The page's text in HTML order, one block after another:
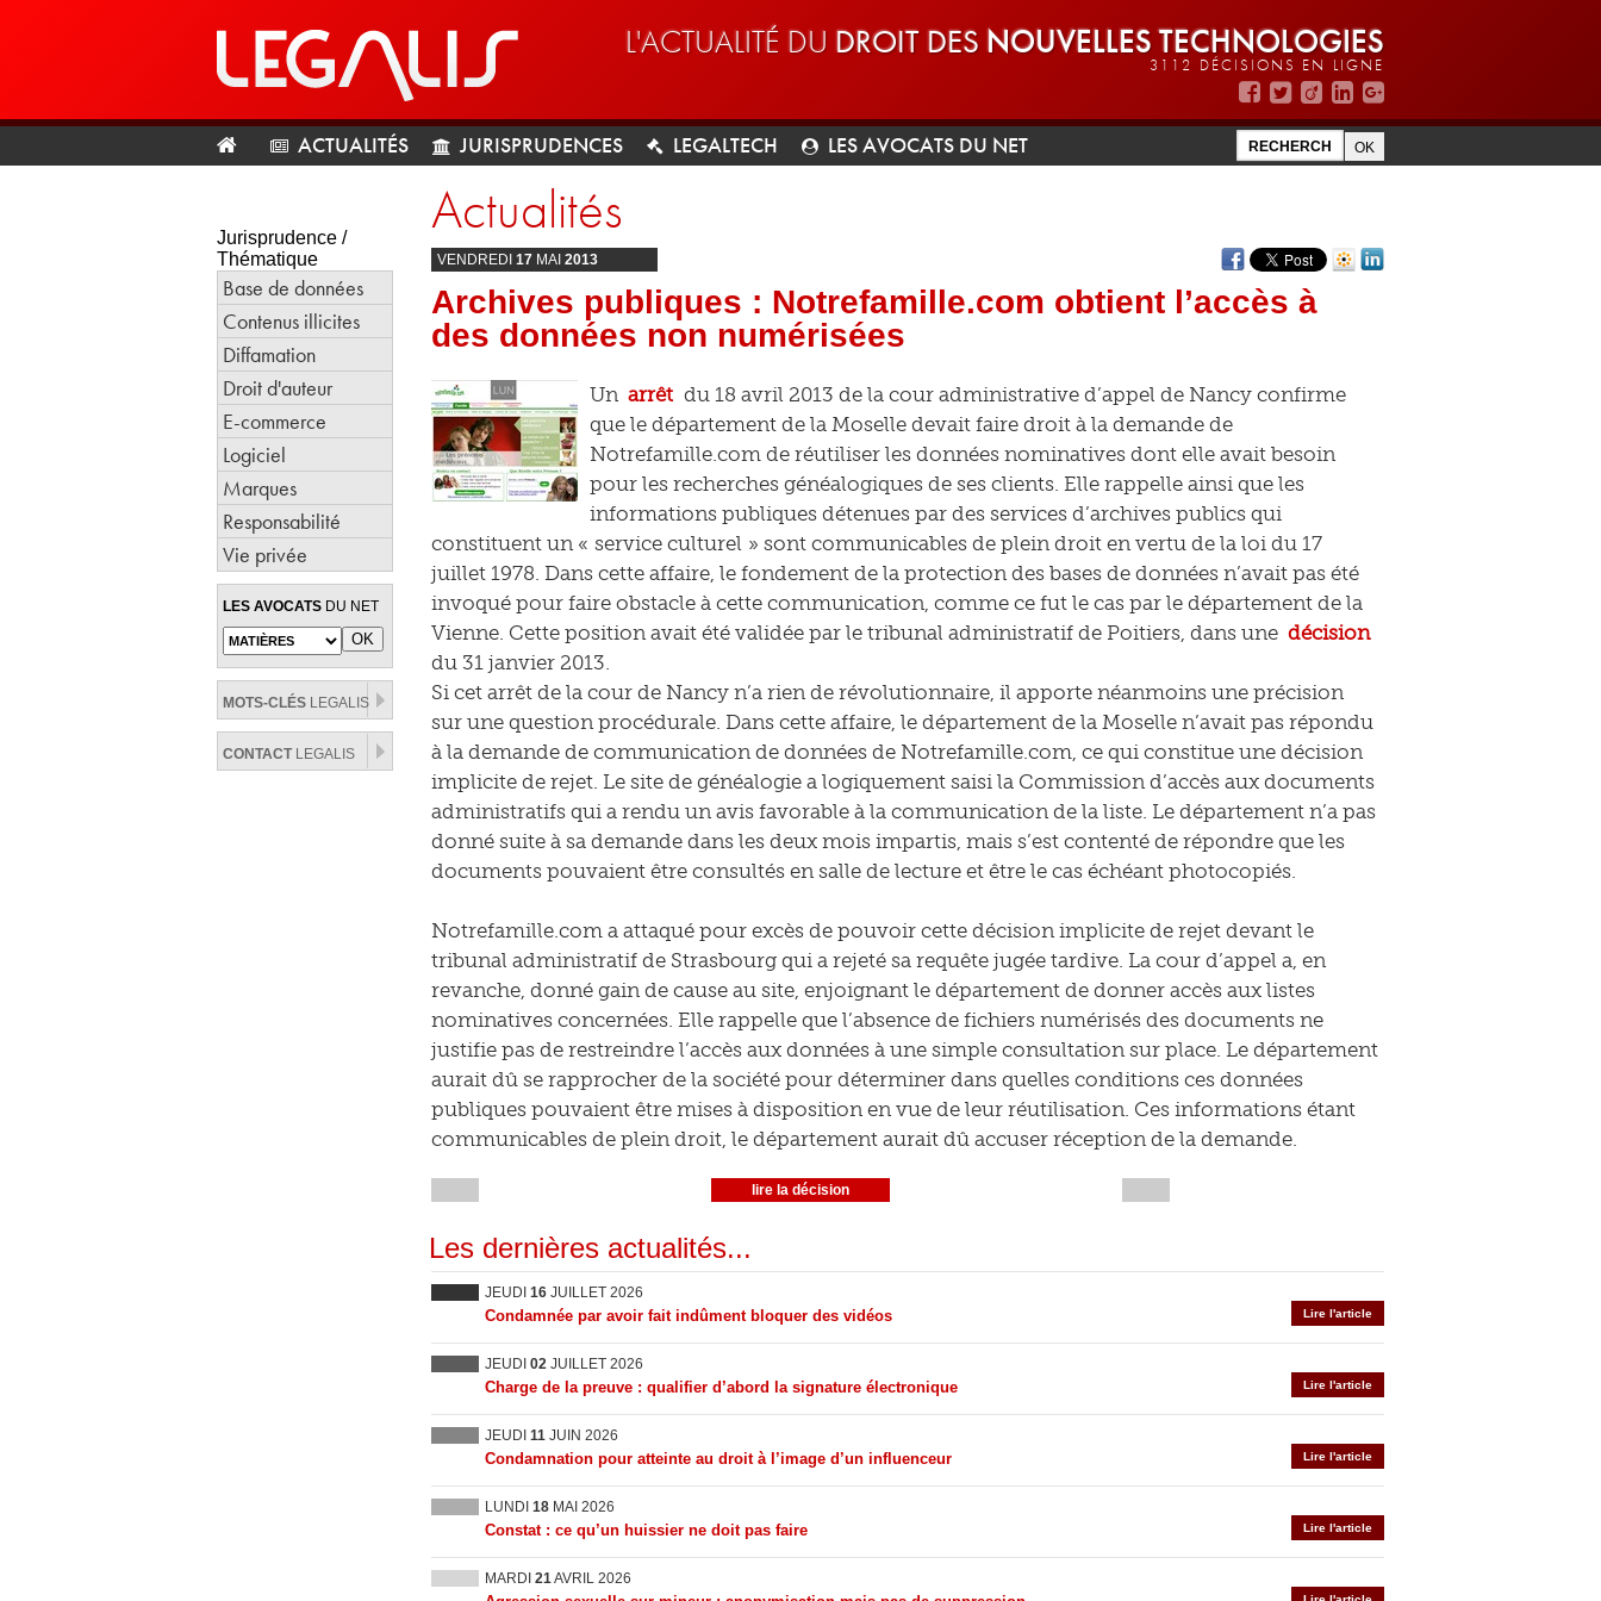
L'ACTUALITÉ DU DROIT DES NOUVELLES TECHNOLOGIES
3112 DÉCISIONS EN LIGNE
ACTUALITÉS JURISPRUDENCES LEGALTECH LES AVOCATS DU NET
Jurisprudence /
Thématique
Base de données
Contenus illicites
Diffamation
Droit d'auteur
E-commerce
Logiciel
Marques
Responsabilité
Vie privée
LES AVOCATS DU NET
MOTS-CLÉS LEGALIS
CONTACTLEGALIS
Actualités
VENDREDI 17 MAI 2013
Archives publiques : Notrefamille.com obtient l’accès à
des données non numérisées
Un arrêt du 18 avril 2013 de la cour administrative d’appel de Nancy confirme
que le département de la Moselle devait faire droit à la demande de
Notrefamille.com de réutiliser les données nominatives dont elle avait besoin
pour les recherches généalogiques de ses clients. Elle rappelle ainsi que les
informations publiques détenues par des services d’archives publics qui
constituent un « service culturel » sont communicables de plein droit en vertu de la loi du 17
juillet 1978. Dans cette affaire, le fondement de la protection des bases de données n’avait pas été
invoqué pour faire obstacle à cette communication, comme ce fut le cas par le département de la
Vienne. Cette position avait été validée par le tribunal administratif de Poitiers, dans une décision
du 31 janvier 2013.
Si cet arrêt de la cour de Nancy n’a rien de révolutionnaire, il apporte néanmoins une précision
sur une question procédurale. Dans cette affaire, le département de la Moselle n’avait pas répondu
à la demande de communication de données de Notrefamille.com, ce qui constitue une décision
implicite de rejet. Le site de généalogie a logiquement saisi la Commission d’accès aux documents
administratifs qui a rendu un avis favorable à la communication de la liste. Le département n’a pas
donné suite à sa demande dans les deux mois impartis, mais s’est contenté de répondre que les
documents pouvaient être consultés en salle de lecture et être le cas échéant photocopiés.
Notrefamille.com a attaqué pour excès de pouvoir cette décision implicite de rejet devant le
tribunal administratif de Strasbourg qui a rejeté sa requête jugée tardive. La cour d’appel a, en
revanche, donné gain de cause au site, enjoignant le département de donner accès aux listes
nominatives concernées. Elle rappelle que l’absence de fichiers numérisés des documents ne
justifie pas de restreindre l’accès aux données à une simple consultation sur place. Le département
aurait dû se rapprocher de la société pour déterminer dans quelles conditions ces données
publiques pouvaient être mises à disposition en vue de leur réutilisation. Ces informations étant
communicables de plein droit, le département aurait dû accuser réception de la demande.
lire la décision
Les dernières actualités...
JEUDI 16 JUILLET 2026
Lire l'article
Condamnée par avoir fait indûment bloquer des vidéos
JEUDI 02 JUILLET 2026
Lire l'article
Charge de la preuve : qualifier d’abord la signature électronique
JEUDI 11 JUIN 2026
Lire l'article
Condamnation pour atteinte au droit à l’image d’un influenceur
LUNDI 18 MAI 2026
Lire l'article
Constat : ce qu’un huissier ne doit pas faire
MARDI 21AVRIL 2026